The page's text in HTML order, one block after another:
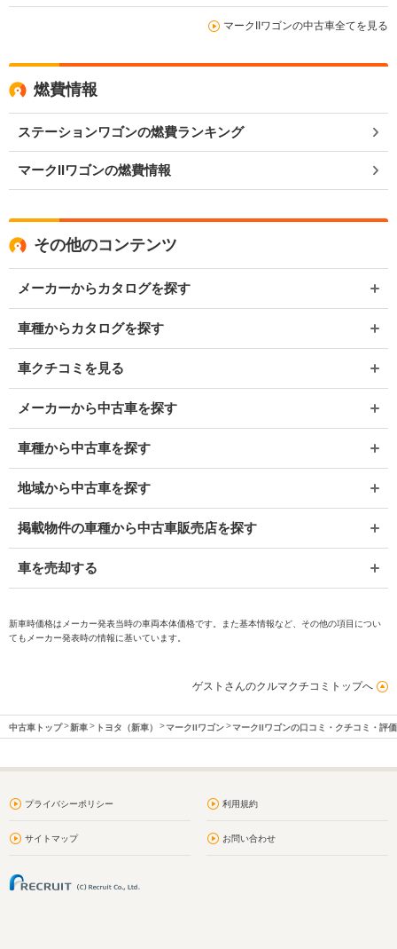
マークIIワゴンの中古車全てを見る
燃費情報
ステーションワゴンの燃費ランキング
マークIIワゴンの燃費情報
その他のコンテンツ
メーカーからカタログを探す
車種からカタログを探す
車クチコミを見る
メーカーから中古車を探す
車種から中古車を探す
地域から中古車を探す
掲載物件の車種から中古車販売店を探す
車を売却する
新車時価格はメーカー発表当時の車両本体価格です。また基本情報など、その他の項目につい
てもメーカー発表時の情報に基いています。
ゲストさんのクルマクチコミトップへ
中古車トップ 新車 トヨタ（新車） マークIIワゴン マークIIワゴンの口コミ・クチコミ・評
プライバシーポリシー 利用規約
サイトマップ お問い合わせ